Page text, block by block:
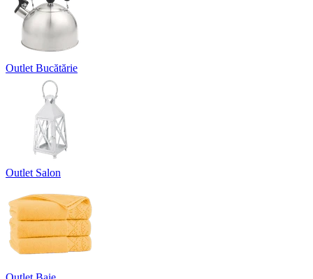
Outlet Bucătărie
Outlet Salon